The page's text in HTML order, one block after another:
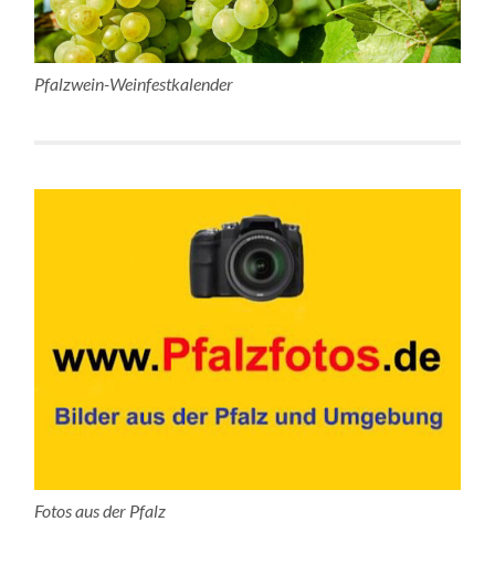
Pfalzwein-Weinfestkalender
Fotos aus der Pfalz